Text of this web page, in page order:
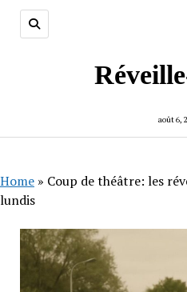
août 6,
Home » Coup de théâtre: les
lundis